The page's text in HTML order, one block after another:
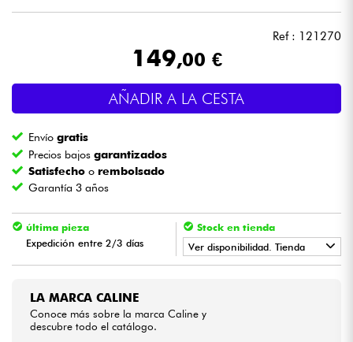
Luces
Vientos
Niños
Cables & Acces.
HiFi
Ref : 121270
149,00 €
AÑADIR A LA CESTA
Envíogratis
Precios bajosgarantizados
Satisfecho o rembolsado
Garantía 3 años
última pieza
Expedición entre 2/3 días
Stock en tienda
Ver disponibilidad. Tienda
LA MARCA CALINE
Conoce más sobre la marca Caline y
descubre todo el catálogo.